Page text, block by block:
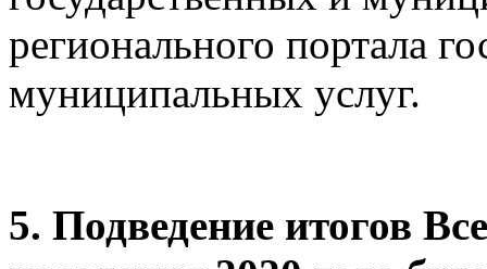
регионального портала
муниципальных услуг.
5. Подведение итогов